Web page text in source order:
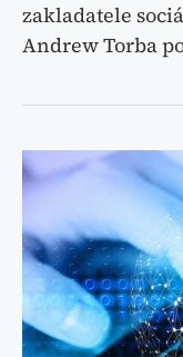
zakladatele
Andrew Torba